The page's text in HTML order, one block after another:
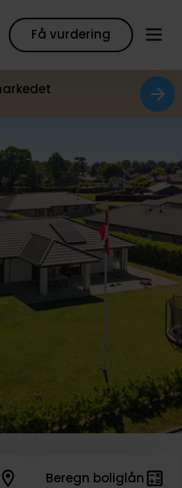
Få vurdering
Beregn boliglån
Beregn boliglån